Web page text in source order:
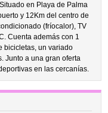
en Playa de Palma
y 12Km del centro de
(fríocalor), TV
Cuenta además con 1
bicicletas, un variado
Junto a una gran oferta
en las cercanías.